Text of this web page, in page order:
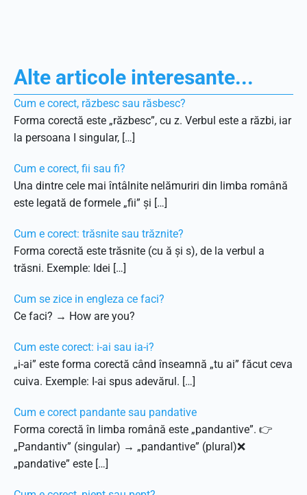
Alte articole interesante...
Cum e corect, răzbesc sau răsbesc?
Forma corectă este „răzbesc”, cu z. Verbul este a răzbi, iar
la persoana I singular, […]
Cum e corect, fii sau fi?
Una dintre cele mai întâlnite nelămuriri din limba română
este legată de formele „fii” și […]
Cum e corect: trăsnite sau trăznite?
Forma corectă este trăsnite (cu ă și s), de la verbul a
trăsni. Exemple: Idei […]
Cum se zice in engleza ce faci?
Ce faci? → How are you?
Cum este corect: i-ai sau ia-i?
„i-ai” este forma corectă când înseamnă „tu ai” făcut ceva
cuiva. Exemple: I-ai spus adevărul. […]
Cum e corect pandante sau pandative
Forma corectă în limba română este „pandantive”. 👉
„Pandantiv” (singular) → „pandantive” (plural)❌
„pandative” este […]